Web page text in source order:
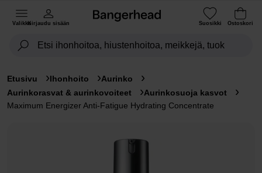
ValikkoKirjaudu sisään Suosikki Ostoskori
Etusivu Ihonhoito
Aurinko
Aurinkorasvat & aurinkovoiteet
Aurinkosuoja kasvot
Maximum Energizer Anti-Fatigue Hydrating Concentrate